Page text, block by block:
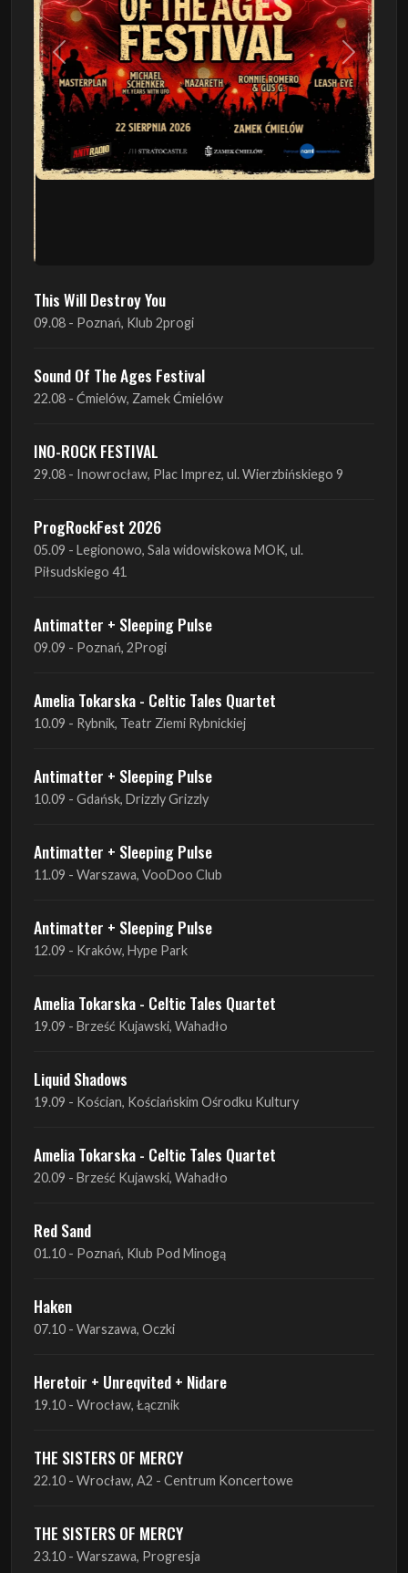
Poprzedni Następny
This Will Destroy You
09.08 - Poznań, Klub 2progi
Sound Of The Ages Festival
22.08 - Ćmielów, Zamek Ćmielów
INO-ROCK FESTIVAL
29.08 - Inowrocław, Plac Imprez, ul. Wierzbińskiego 9
ProgRockFest 2026
Antimatter + Sleeping Pulse
09.09 - Poznań, 2Progi
Amelia Tokarska - Celtic Tales Quartet
10.09 - Rybnik, Teatr Ziemi Rybnickiej
Antimatter + Sleeping Pulse
Antimatter + Sleeping Pulse
11.09 - Warszawa, VooDoo Club
Antimatter + Sleeping Pulse
12.09 - Kraków, Hype Park
Amelia Tokarska - Celtic Tales Quartet
19.09 - Brześć Kujawski, Wahadło
Liquid Shadows
19.09 - Kościan, Kościańskim Ośrodku Kultury
Amelia Tokarska - Celtic Tales Quartet
20.09 - Brześć Kujawski, Wahadło
Red Sand
Haken
Heretoir + Unreqvited + Nidare
THE SISTERS OF MERCY
22.10 - Wrocław, A2 - Centrum Koncertowe
THE SISTERS OF MERCY
Lone Assembly